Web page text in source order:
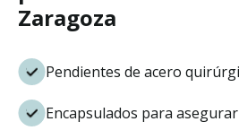
Zaragoza
Pendientes de acero
Encapsulados para